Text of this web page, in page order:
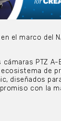
el marco del
PTZ
de
diseñados
con la